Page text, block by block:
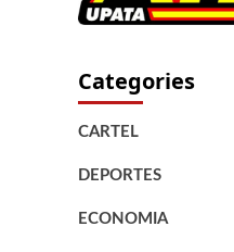
Categories
CARTEL
DEPORTES
ECONOMIA